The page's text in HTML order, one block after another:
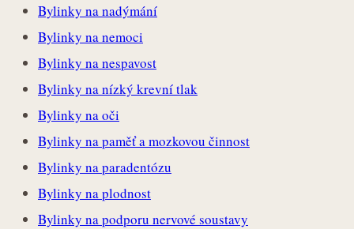
Bylinky na nadýmání
Bylinky na nemoci
Bylinky na nespavost
Bylinky na nízký krevní tlak
Bylinky na oči
Bylinky na paměť a mozkovou činnost
Bylinky na paradentózu
Bylinky na plodnost
Bylinky na podporu nervové soustavy